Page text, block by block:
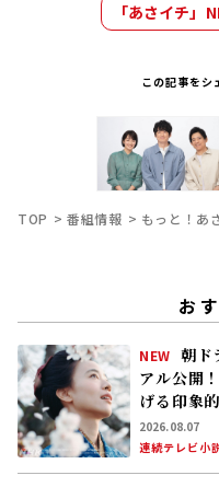
「あさイチ」
この記事をシ
TOP 番組情報 もっと！あ
お
NEW 朝ド
アル公開
げる印象
督、語り
送
2026.08.07
連続テレビ小